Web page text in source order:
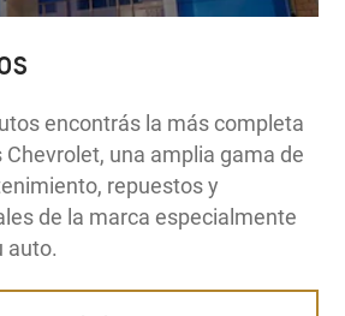
encontrás la más completa
Chevrolet, una amplia gama de
repuestos y
de la marca especialmente
auto.